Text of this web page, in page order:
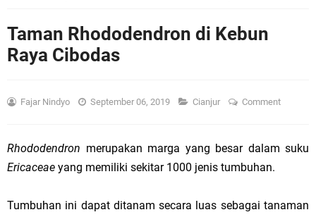
Taman Rhododendron di Kebun
Raya Cibodas
Fajar Nindyo September 06, 2019 Cianjur Comment
Rhododendron merupakan marga yang besar dalam suku
Ericaceae yang memiliki sekitar 1000 jenis tumbuhan.
Tumbuhan ini dapat ditanam secara luas sebagai tanaman